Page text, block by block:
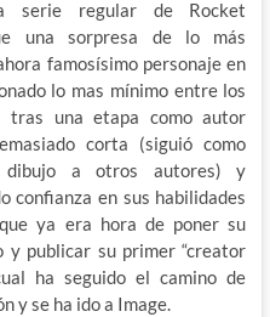
serie regular de Rocket
una sorpresa de lo más
famosísimo personaje en
lo mas mínimo entre los
tras una etapa como autor
corta (siguió como
dibujo a otros autores) y
confianza en sus habilidades
ya era hora de poner su
publicar su primer “creator
ha seguido el camino de
y se ha ido a Image.